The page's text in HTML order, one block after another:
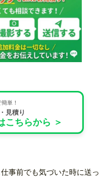
単！
見積り
こちらから ＞
事前でも気づいた時に送っ